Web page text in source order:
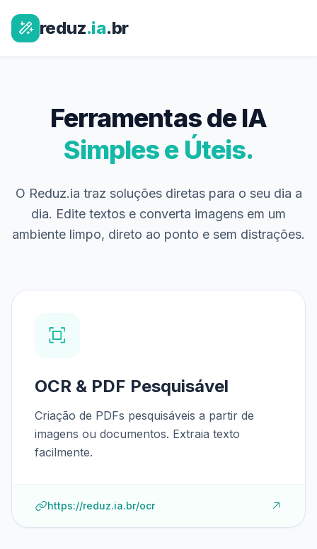
reduz.ia.br
Ferramentas de IA
Simples e Úteis.
O Reduz.ia traz soluções diretas para o seu dia a
dia. Edite textos e converta imagens em um
ambiente limpo, direto ao ponto e sem distrações.
OCR & PDF Pesquisável
Criação de PDFs pesquisáveis a partir de
imagens ou documentos. Extraia texto
facilmente.
https://reduz.ia.br/ocr